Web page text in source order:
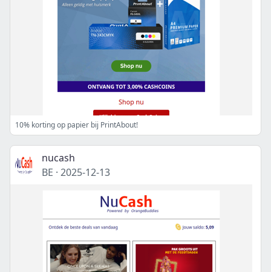
10% korting op papier bij PrintAbout!
nucash
BE · 2025-12-13